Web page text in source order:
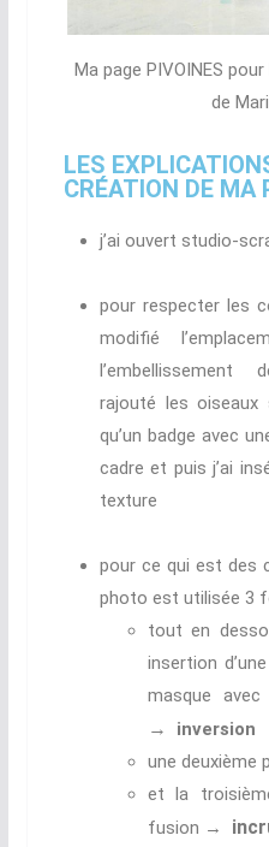
Ma page PIVOINES
de
LES
CRÉATION DE MA
j’ai ouvert studio-
pour respecter les
modifié
rajouté les
qu’un badge avec
cadre et puis j’ai
texture
pour ce qui est des
photo est utilisée 3
tout en
insertion
masque
→
inversion
une
et la
fusion →